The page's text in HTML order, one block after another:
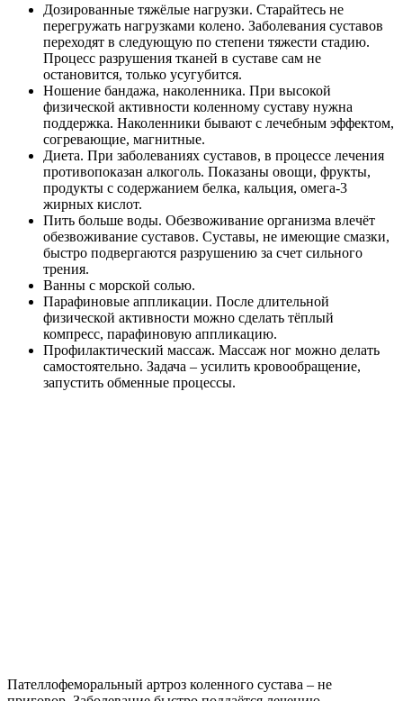
Дозированные тяжёлые нагрузки. Старайтесь не
перегружать нагрузками колено. Заболевания суставов
переходят в следующую по степени тяжести стадию.
Процесс разрушения тканей в суставе сам не
остановится, только усугубится.
Ношение бандажа, наколенника. При высокой
физической активности коленному суставу нужна
поддержка. Наколенники бывают с лечебным эффектом,
согревающие, магнитные.
Диета. При заболеваниях суставов, в процессе лечения
противопоказан алкоголь. Показаны овощи, фрукты,
продукты с содержанием белка, кальция, омега-3
жирных кислот.
Пить больше воды. Обезвоживание организма влечёт
обезвоживание суставов. Суставы, не имеющие смазки,
быстро подвергаются разрушению за счет сильного
трения.
Ванны с морской солью.
Парафиновые аппликации. После длительной
физической активности можно сделать тёплый
компресс, парафиновую аппликацию.
Профилактический массаж. Массаж ног можно делать
самостоятельно. Задача – усилить кровообращение,
запустить обменные процессы.
Пателлофеморальный артроз коленного сустава – не